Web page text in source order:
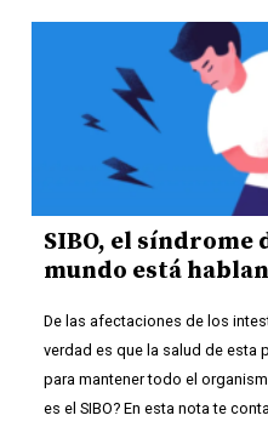
SIBO, el síndrome
mundo está
De las afectaciones de los
verdad es que la salud de esta
para mantener todo el
es el SIBO? En esta nota te